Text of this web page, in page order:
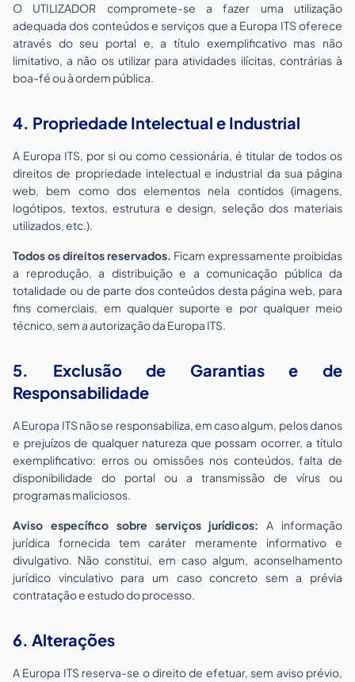
O UTILIZADOR compromete-se a fazer uma utilização
adequada dos conteúdos e serviços que a Europa ITS oferece
através do seu portal e, a título exemplificativo mas não
limitativo, a não os utilizar para atividades ilícitas, contrárias à
boa-fé ou à ordem pública.
4. Propriedade Intelectual e Industrial
A Europa ITS, por si ou como cessionária, é titular de todos os
direitos de propriedade intelectual e industrial da sua página
web, bem como dos elementos nela contidos (imagens,
logótipos, textos, estrutura e design, seleção dos materiais
utilizados, etc.).
Todos os direitos reservados. Ficam expressamente proibidas
a reprodução, a distribuição e a comunicação pública da
totalidade ou de parte dos conteúdos desta página web, para
fins comerciais, em qualquer suporte e por qualquer meio
técnico, sem a autorização da Europa ITS.
5. Exclusão de Garantias e de
Responsabilidade
A Europa ITS não se responsabiliza, em caso algum, pelos danos
e prejuízos de qualquer natureza que possam ocorrer, a título
exemplificativo: erros ou omissões nos conteúdos, falta de
disponibilidade do portal ou a transmissão de vírus ou
programas maliciosos.
Aviso específico sobre serviços jurídicos: A informação
jurídica fornecida tem caráter meramente informativo e
divulgativo. Não constitui, em caso algum, aconselhamento
jurídico vinculativo para um caso concreto sem a prévia
contratação e estudo do processo.
6. Alterações
A Europa ITS reserva-se o direito de efetuar, sem aviso prévio,